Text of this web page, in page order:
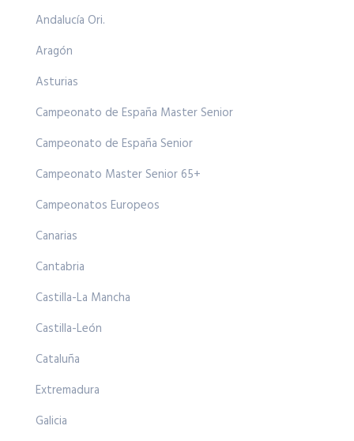
Andalucía Ori.
Aragón
Asturias
Campeonato de España Master Senior
Campeonato de España Senior
Campeonato Master Senior 65+
Campeonatos Europeos
Canarias
Cantabria
Castilla-La Mancha
Castilla-León
Cataluña
Extremadura
Galicia